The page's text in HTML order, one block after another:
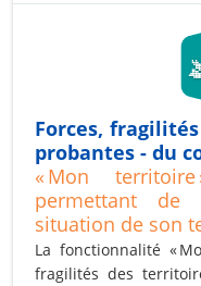
Forces,
probantes - du
« Mon
permettant de
situation de son
La fonctionnalité «
fragilités des